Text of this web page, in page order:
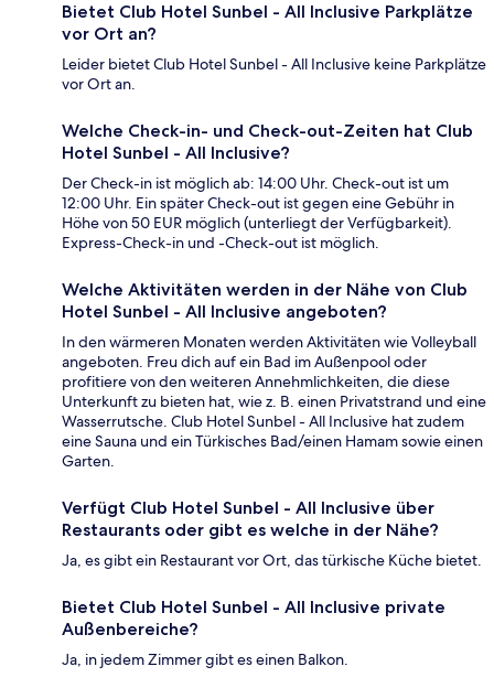
Bietet Club Hotel Sunbel - All Inclusive Parkplätze
vor Ort an?
Leider bietet Club Hotel Sunbel - All Inclusive keine Parkplätze
vor Ort an.
Welche Check-in- und Check-out-Zeiten hat Club
Hotel Sunbel - All Inclusive?
Der Check-in ist möglich ab: 14:00 Uhr. Check-out ist um
12:00 Uhr. Ein später Check-out ist gegen eine Gebühr in
Höhe von 50 EUR möglich (unterliegt der Verfügbarkeit).
Express-Check-in und -Check-out ist möglich.
Welche Aktivitäten werden in der Nähe von Club
Hotel Sunbel - All Inclusive angeboten?
In den wärmeren Monaten werden Aktivitäten wie Volleyball
angeboten. Freu dich auf ein Bad im Außenpool oder
profitiere von den weiteren Annehmlichkeiten, die diese
Unterkunft zu bieten hat, wie z. B. einen Privatstrand und eine
Wasserrutsche. Club Hotel Sunbel - All Inclusive hat zudem
eine Sauna und ein Türkisches Bad/einen Hamam sowie einen
Garten.
Verfügt Club Hotel Sunbel - All Inclusive über
Restaurants oder gibt es welche in der Nähe?
Ja, es gibt ein Restaurant vor Ort, das türkische Küche bietet.
Bietet Club Hotel Sunbel - All Inclusive private
Außenbereiche?
Ja, in jedem Zimmer gibt es einen Balkon.